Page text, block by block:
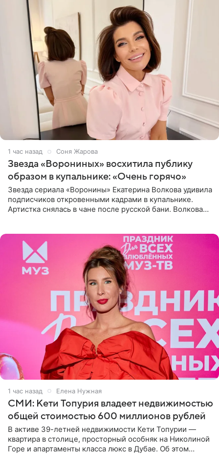
1 час назад Соня Жарова
Звезда «Ворониных» восхитила публику
образом в купальнике: «Очень горячо»
Звезда сериала «Воронины» Екатерина Волкова удивила
подписчиков откровенными кадрами в купальнике.
Артистка снялась в чане после русской бани. Волкова
1 час назад Елена Нужная
СМИ: Кети Топурия владеет недвижимостью
общей стоимостью 600 миллионов рублей
В активе 39-летней недвижимости Кети Топурии —
квартира в столице, просторный особняк на Николиной
Горе и апартаменты класса люкс в Дубае. Об этом